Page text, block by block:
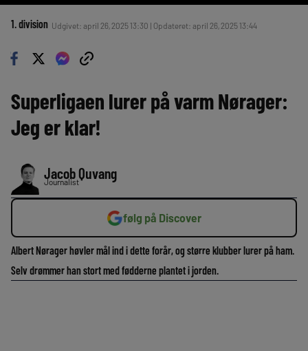
1. division Udgivet: april 26, 2025 13:30 | Opdateret: april 26, 2025 13:44
Superligaen lurer på varm Nørager:
Jeg er klar!
Jacob Quvang
Journalist
følg på Discover
Albert Nørager høvler mål ind i dette forår, og større klubber lurer på ham.
Selv drømmer han stort med fødderne plantet i jorden.